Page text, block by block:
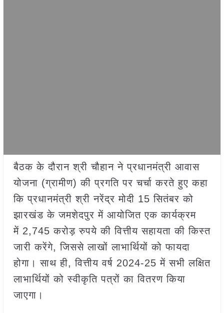
बैठक के दौरान श्री चौहान ने प्रधानमंत्री आवास
योजना (ग्रामीण) की प्रगति पर चर्चा करते हुए कहा
कि प्रधानमंत्री श्री नरेंद्र मोदी 15 सितंबर को
झारखंड के जमशेदपुर में आयोजित एक कार्यक्रम
में 2,745 करोड़ रुपये की वित्तीय सहायता की किस्त
जारी करेंगे, जिससे लाखों लाभार्थियों को फायदा
होगा। साथ ही, वित्तीय वर्ष 2024-25 में सभी लक्षित
लाभार्थियों को स्वीकृति पत्रों का वितरण किया
जाएगा।